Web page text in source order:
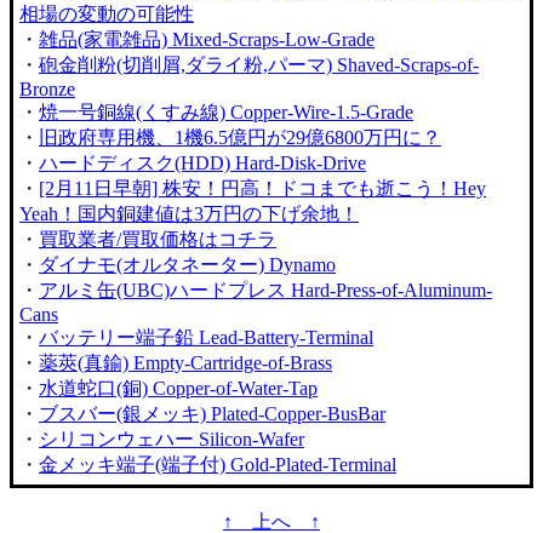
相場の変動の可能性
・ 雑品(家電雑品) Mixed-Scraps-Low-Grade
・ 砲金削粉(切削屑,ダライ粉,パーマ) Shaved-Scraps-of-
Bronze
・ 焼一号銅線(くすみ線) Copper-Wire-1.5-Grade
・
旧政府専用機、1機6.5億円が29億6800万円に？
・ ハードディスク(HDD) Hard-Disk-Drive
・ [2月11日早朝] 株安！円高！ドコまでも逝こう！Hey
Yeah！国内銅建値は3万円の下げ余地！
・ 買取業者/買取価格はコチラ
・ ダイナモ(オルタネーター) Dynamo
・ アルミ缶(UBC)ハードプレス Hard-Press-of-Aluminum-
Cans
・ バッテリー端子鉛 Lead-Battery-Terminal
・ 薬莢(真鍮) Empty-Cartridge-of-Brass
・ 水道蛇口(銅) Copper-of-Water-Tap
・ ブスバー(銀メッキ) Plated-Copper-BusBar
・ シリコンウェハー Silicon-Wafer
・ 金メッキ端子(端子付) Gold-Plated-Terminal
↑ 上へ ↑